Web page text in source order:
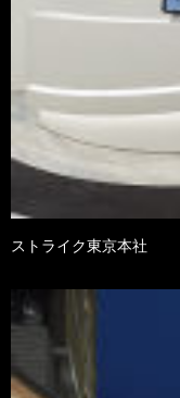
ストライク東京本社